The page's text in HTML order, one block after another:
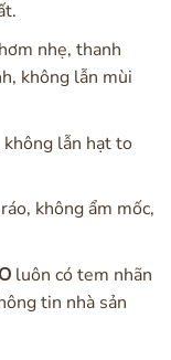
nhẹ, thanh
không lẫn mùi
lẫn hạt to
không ẩm mốc,
luôn có tem nhãn
tin nhà sản